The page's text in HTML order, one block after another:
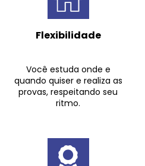
Flexibilidade
Você estuda onde e
quando quiser e realiza as
provas, respeitando seu
ritmo.